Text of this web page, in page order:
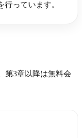
っています。
第3章以降は無料会